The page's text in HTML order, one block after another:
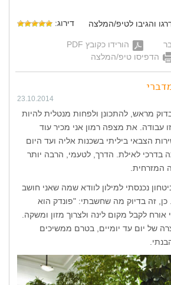
והגיבו לטיפ/המלצה
דירוג:
הורידו כקובץ PDF
הדפיסו טיפ/המלצה
23.10.2014
מראש, להתכונן ולפחות מנטלית להיות
עבודה. את מצפה רמון אני מכיר עוד
הצבאי ביליתי בשכנות אליה ועד היום
בדרכי לאילת. הדרך, לטעמי, הרבה יותר
המזרחית.
נכנסתי למילון לוודא שמה שאני חושב
כן, זה בדיוק מה שחשבתי: "פונדק הוא
אורח לקבל מקום לינה ולצרוך מזון ומשקה.
של יום עד יומיים, בטרם ממשיכים